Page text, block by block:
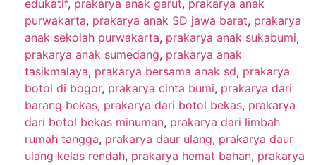
edukatif, prakarya anak garut, prakarya anak
purwakarta, prakarya anak SD jawa barat, prakarya
anak sekolah purwakarta, prakarya anak sukabumi,
prakarya anak sumedang, prakarya anak
tasikmalaya, prakarya bersama anak sd, prakarya
botol di bogor, prakarya cinta bumi, prakarya dari
barang bekas, prakarya dari botol bekas, prakarya
dari botol bekas minuman, prakarya dari limbah
rumah tangga, prakarya daur ulang, prakarya daur
ulang kelas rendah, prakarya hemat bahan, prakarya